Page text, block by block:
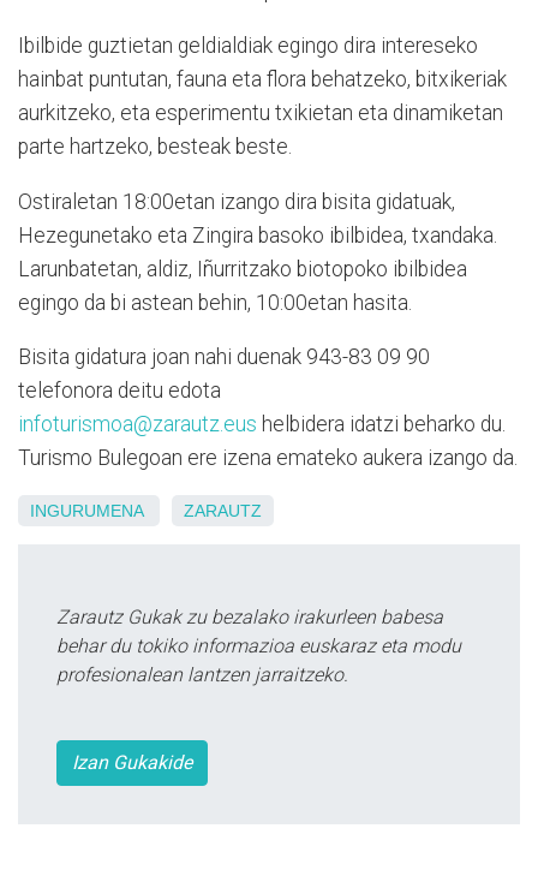
Ibilbide guztietan geldialdiak egingo dira intereseko
hainbat puntutan, fauna eta flora behatzeko, bitxikeriak
aurkitzeko, eta esperimentu txikietan eta dinamiketan
parte hartzeko, besteak beste.
Ostiraletan 18:00etan izango dira bisita gidatuak,
Hezegunetako eta Zingira basoko ibilbidea, txandaka.
Larunbatetan, aldiz, Iñurritzako biotopoko ibilbidea
egingo da bi astean behin, 10:00etan hasita.
Bisita gidatura joan nahi duenak 943-83 09 90
telefonora deitu edota
infoturismoa@zarautz.eus helbidera idatzi beharko du.
Turismo Bulegoan ere izena emateko aukera izango da.
INGURUMENA ZARAUTZ
Zarautz Gukak zu bezalako irakurleen babesa
behar du tokiko informazioa euskaraz eta modu
profesionalean lantzen jarraitzeko.
Izan Gukakide